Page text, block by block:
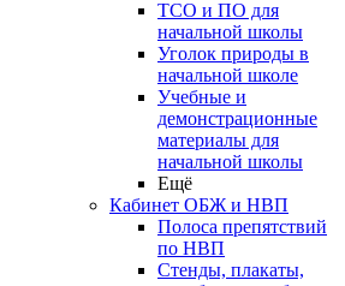
ТСО и ПО для
начальной школы
Уголок природы в
начальной школе
Учебные и
демонстрационные
материалы для
начальной школы
Ещё
Кабинет ОБЖ и НВП
Полоса препятствий
по НВП
Стенды, плакаты,